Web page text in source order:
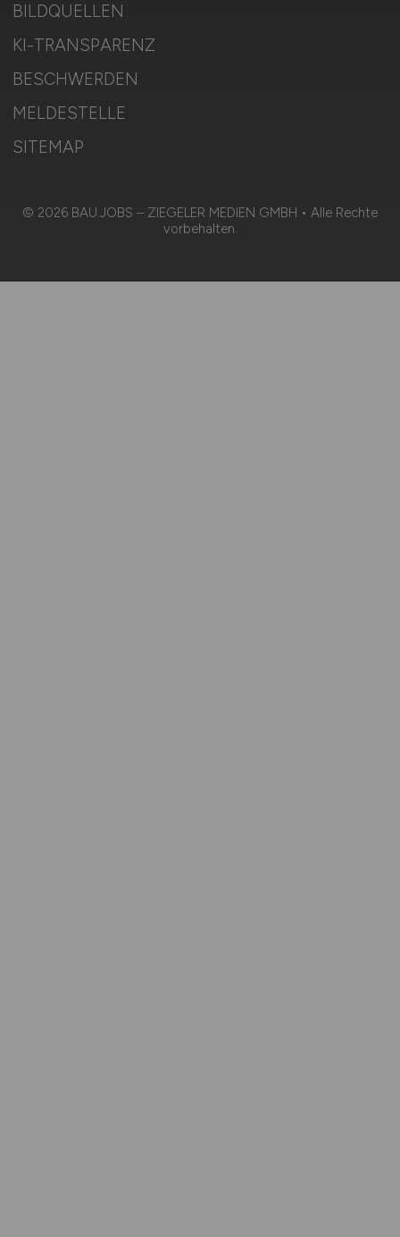
BILDQUELLEN
KI-TRANSPARENZ
BESCHWERDEN
MELDESTELLE
SITEMAP
© 2026 BAU.JOBS – ZIEGELER MEDIEN GMBH • Alle Rechte
vorbehalten.